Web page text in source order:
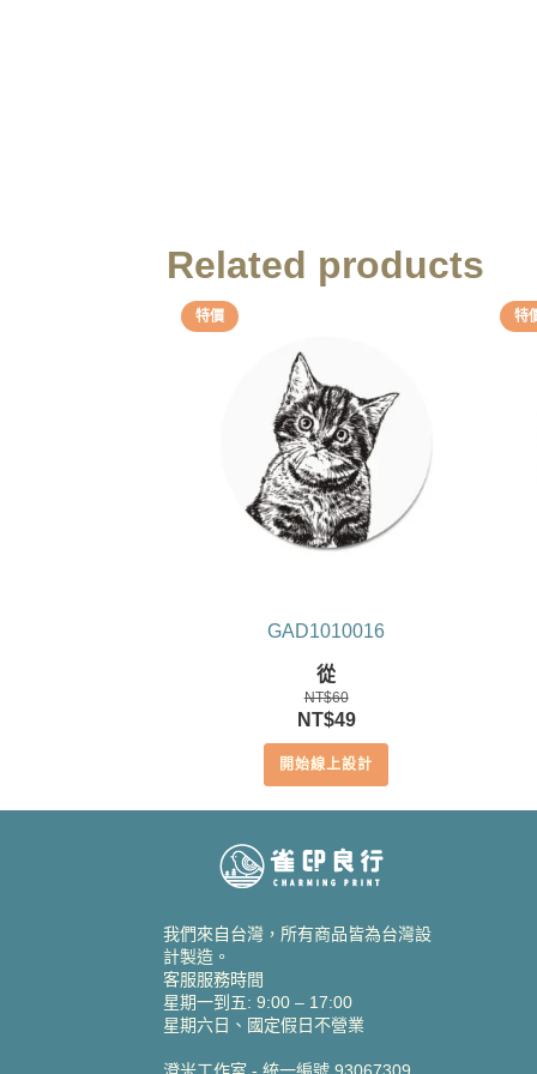
Related products
特價
GAD1010016
從
NT$60
原
始
價
NT$49目
前
價
開始線上設計
特
我們來自台灣，所有商品皆為台灣設
計製造。
客服服務時間
星期一到五: 9:00 – 17:00
星期六日、國定假日不營業